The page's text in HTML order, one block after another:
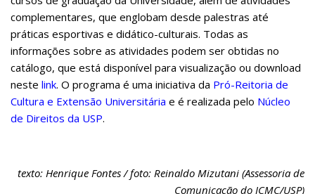
complementares, que englobam desde palestras até
práticas esportivas e didático-culturais. Todas as
informações sobre as atividades podem ser obtidas no
catálogo, que está disponível para visualização ou download
neste link. O programa é uma iniciativa da Pró-Reitoria de
Cultura e Extensão Universitária e é realizada pelo Núcleo
de Direitos da USP.
texto: Henrique Fontes / foto: Reinaldo Mizutani (Assessoria de
Comunicação do ICMC/USP)